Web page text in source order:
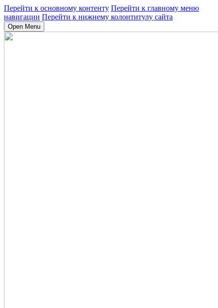
Перейти к основному контенту Перейти к главному меню
навигации Перейти к нижнему колонтитулу сайта
Open Menu